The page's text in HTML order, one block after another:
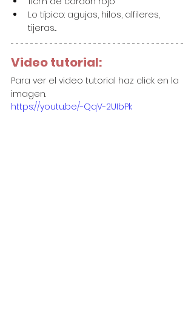
Lo típico: agujas, hilos, alfileres,
tijeras...
Video tutorial:
Para ver el video tutorial haz click en la
imagen.
https://youtu.be/-QqV-2UIbPk